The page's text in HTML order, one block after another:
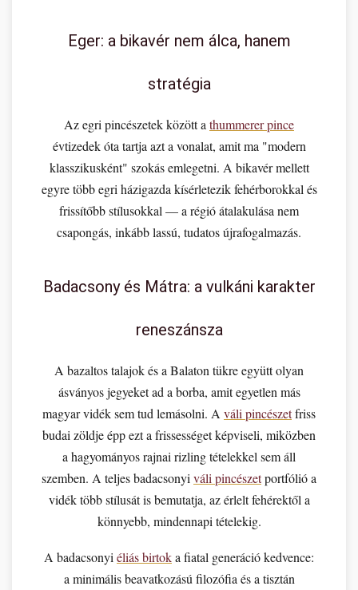
Eger: a bikavér nem álca, hanem
stratégia
Az egri pincészetek között a thummerer pince
évtizedek óta tartja azt a vonalat, amit ma "modern
klasszikusként" szokás emlegetni. A bikavér mellett
egyre több egri házigazda kísérletezik fehérborokkal és
frissítőbb stílusokkal — a régió átalakulása nem
csapongás, inkább lassú, tudatos újrafogalmazás.
Badacsony és Mátra: a vulkáni karakter
reneszánsza
A bazaltos talajok és a Balaton tükre együtt olyan
ásványos jegyeket ad a borba, amit egyetlen más
magyar vidék sem tud lemásolni. A váli pincészetfriss
budai zöldje épp ezt a frissességet képviseli, miközben
a hagyományos rajnai rizling tételekkel sem áll
szemben. A teljes badacsonyi váli pincészetportfólió a
vidék több stílusát is bemutatja, az érlelt fehérektől a
könnyebb, mindennapi tételekig.
A badacsonyi éliás birtoka fiatal generáció kedvence:
a minimális beavatkozású filozófia és a tisztán